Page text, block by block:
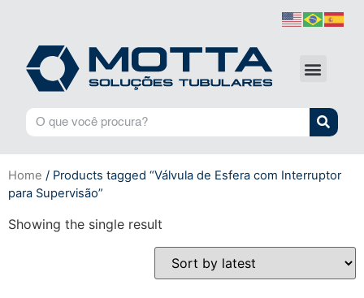
Home / Products tagged “Válvula de Esfera com Interruptor
para Supervisão”
Showing the single result